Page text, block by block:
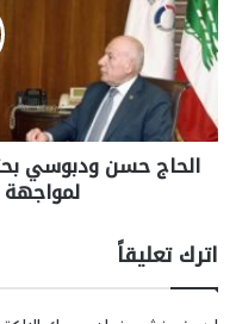
الحاج حسن ودبوسي
لمواجهة
اترك تعليقاً